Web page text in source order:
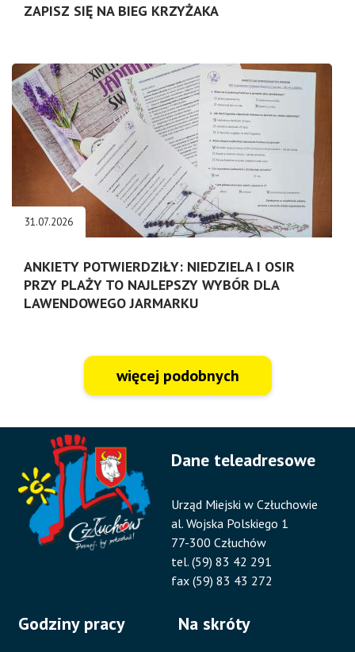
ZAPISZ SIĘ NA BIEG KRZYŻAKA
31.07.2026
ANKIETY POTWIERDZIŁY: NIEDZIELA I OSIR
PRZY PLAŻY TO NAJLEPSZY WYBÓR DLA
LAWENDOWEGO JARMARKU
więcej podobnych
Dane teleadresowe
Urząd Miejski w Człuchowie
al. Wojska Polskiego 1
77-300 Człuchów
tel. (59) 83 42 291
fax (59) 83 43 272
Godziny pracy Na skróty